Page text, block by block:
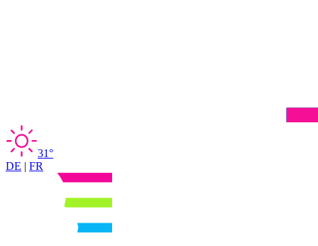
31°
DE | FR